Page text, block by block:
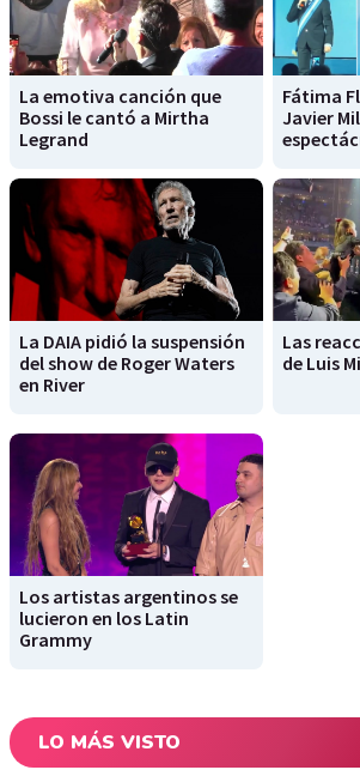
La emotiva canción que
Bossi le cantó a Mirtha
Legrand
Fátima
Javier
La DAIA pidió la suspensión
del show de Roger Waters
en River
Las
de Luis
Los artistas argentinos se
lucieron en los Latin
Grammy
LO MÁS VISTO